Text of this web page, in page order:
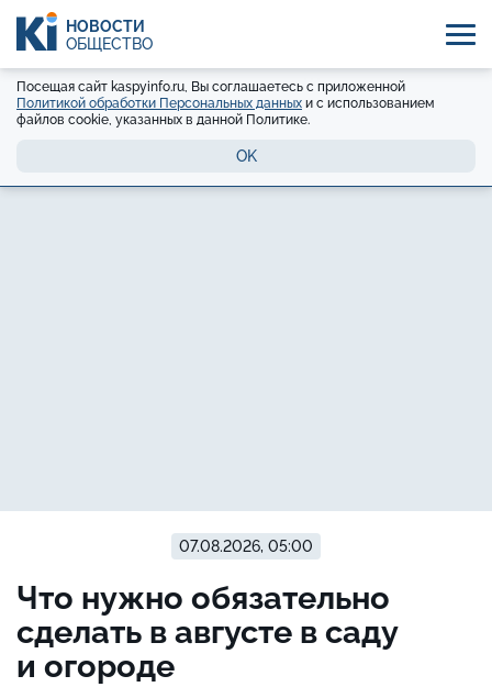
НОВОСТИ
ОБЩЕСТВО
Посещая сайт kaspyinfo.ru, Вы соглашаетесь с приложенной
Политикой обработки Персональных данных и с использованием
файлов cookie, указанных в данной Политике.
OK
07.08.2026, 05:00
Что нужно обязательно
сделать в августе в саду
и огороде